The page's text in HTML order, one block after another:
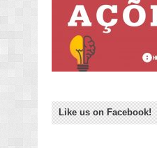
Like us on Facebook!